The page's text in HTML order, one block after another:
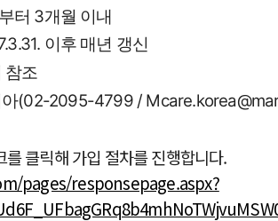
터 3개월 이내
이후 매년 갱신
참조
(02-2095-4799 /
클릭해 가입 절차를 진행합니다.
pages/responsepage.aspx?